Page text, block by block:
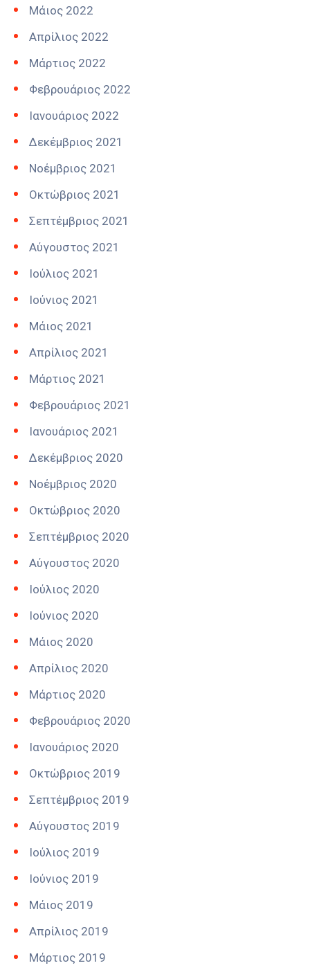
Μάιος 2022
Απρίλιος 2022
Μάρτιος 2022
Φεβρουάριος 2022
Ιανουάριος 2022
Δεκέμβριος 2021
Νοέμβριος 2021
Οκτώβριος 2021
Σεπτέμβριος 2021
Αύγουστος 2021
Ιούλιος 2021
Ιούνιος 2021
Μάιος 2021
Απρίλιος 2021
Μάρτιος 2021
Φεβρουάριος 2021
Ιανουάριος 2021
Δεκέμβριος 2020
Νοέμβριος 2020
Οκτώβριος 2020
Σεπτέμβριος 2020
Αύγουστος 2020
Ιούλιος 2020
Ιούνιος 2020
Μάιος 2020
Απρίλιος 2020
Μάρτιος 2020
Φεβρουάριος 2020
Ιανουάριος 2020
Οκτώβριος 2019
Σεπτέμβριος 2019
Αύγουστος 2019
Ιούλιος 2019
Ιούνιος 2019
Μάιος 2019
Απρίλιος 2019
Μάρτιος 2019